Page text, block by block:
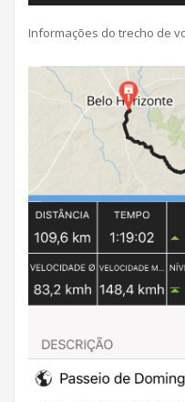
Informações do trecho de